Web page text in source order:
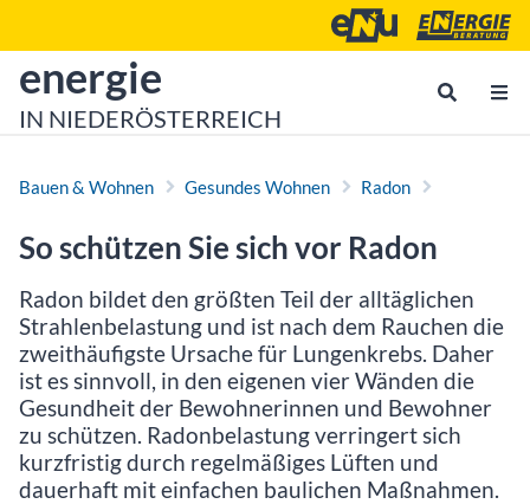
Energie- und
zur Startseite von
energie
IN NIEDERÖSTERREICH
Bauen & Wohnen Gesundes Wohnen Radon
So schützen Sie sich vor Radon
Radon bildet den größten Teil der alltäglichen
Strahlenbelastung und ist nach dem Rauchen die
zweithäufigste Ursache für Lungenkrebs. Daher
ist es sinnvoll, in den eigenen vier Wänden die
Gesundheit der Bewohnerinnen und Bewohner
zu schützen. Radonbelastung verringert sich
kurzfristig durch regelmäßiges Lüften und
dauerhaft mit einfachen baulichen Maßnahmen.